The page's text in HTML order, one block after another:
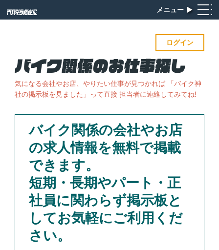
メニュー ▶︎
ログイン
気になる会社やお店、やりたい仕事が見つかれば 「バイク神
社の掲示板を見ました」って直接 担当者に連絡してみてね!
バイク関係の会社やお店
の求人情報を無料で掲載
できます。
短期・長期やパート・正
社員に関わらず掲示板と
してお気軽にご利用くだ
さい。